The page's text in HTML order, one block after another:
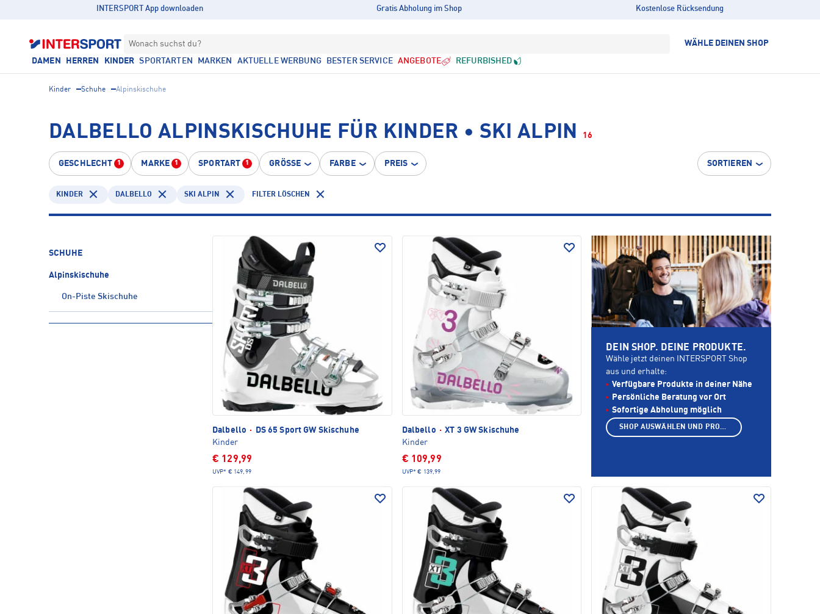
INTERSPORT App downloaden Gratis Abholung im Shop Kostenlose Rücksendung
Wonach suchst du? WÄHLE DEINEN SHOP
DAMEN HERREN KINDER SPORTARTEN MARKEN AKTUELLE WERBUNG BESTER SERVICE ANGEBOTE REFURBISHED
Kinder Schuhe Alpinskischuhe
DALBELLO ALPINSKISCHUHE FÜR KINDER • SKI ALPIN 16
GESCHLECHT 1 MARKE 1 SPORTART 1 GRÖSSE FARBE PREIS SORTIEREN
KINDER DALBELLO SKI ALPIN FILTER LÖSCHEN
SCHUHE
Alpinskischuhe
On-Piste Skischuhe
Dalbello ·
DS 65 Sport GW Skischuhe
Kinder
€ 129,99
UVP* € 149,99
Dalbello · XT 3 GW Skischuhe
Kinder
€ 109,99
UVP* € 139,99
DEIN SHOP. DEINE PRODUKTE.
Wähle jetzt deinen INTERSPORT Shop
aus und erhalte:
Verfügbare Produkte in deiner Nähe
Persönliche Beratung vor Ort
Sofortige Abholung möglich
SHOP AUSWÄHLEN UND PRODUKTE ANZEIGEN